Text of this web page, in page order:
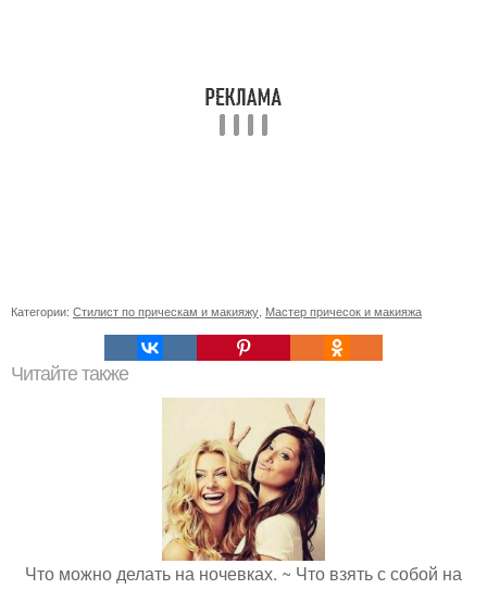
Категории: Стилист по прическам и макияжу Мастер причесок и макияжа
Читайте также
Что можно делать на ночевках. ~ Что взять с собой на